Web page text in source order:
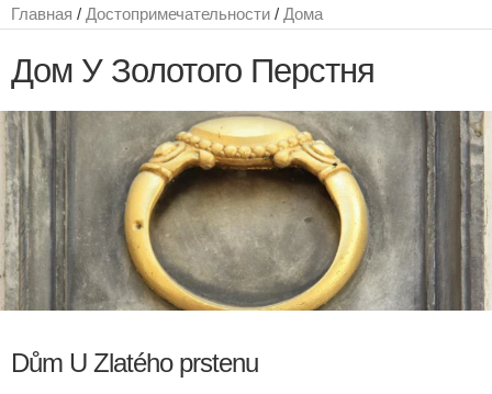
Главная / Достопримечательности / Дома
Дом У Золотого Перстня
Dům U Zlatého prstenu